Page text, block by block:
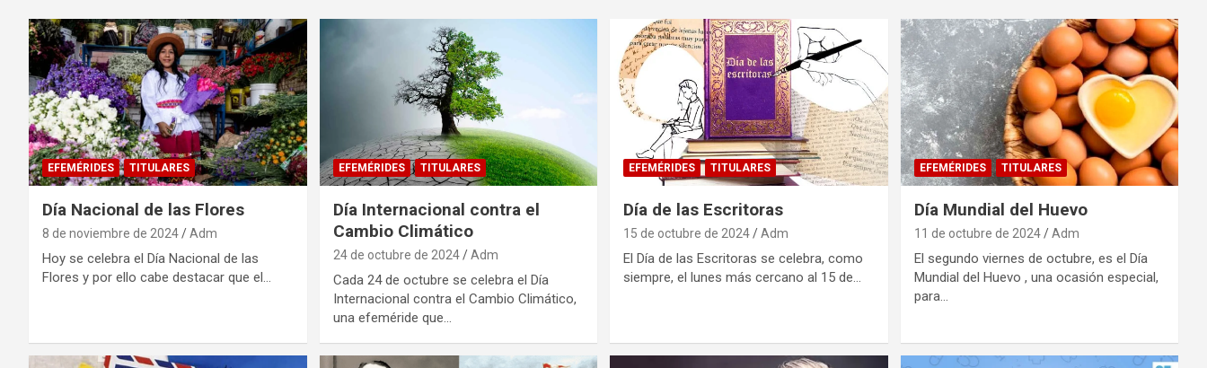
EFEMÉRIDES TITULARES
Día Nacional de las Flores
8 de noviembre de 2024 Adm
Hoy se celebra el Día Nacional de las
Flores y por ello cabe destacar que el…
EFEMÉRIDES TITULARES
Día Internacional contra el
Cambio Climático
24 de octubre de 2024 Adm
Cada 24 de octubre se celebra el Día
Internacional contra el Cambio Climático,
una efeméride que…
EFEMÉRIDES TITULARES
Día de las Escritoras
15 de octubre de 2024 Adm
El Día de las Escritoras se celebra, como
siempre, el lunes más cercano al 15 de…
EFEMÉRIDES TITULARES
Día Mundial del Huevo
11 de octubre de 2024 Adm
El segundo viernes de octubre, es el Día
Mundial del Huevo , una ocasión especial,
para…